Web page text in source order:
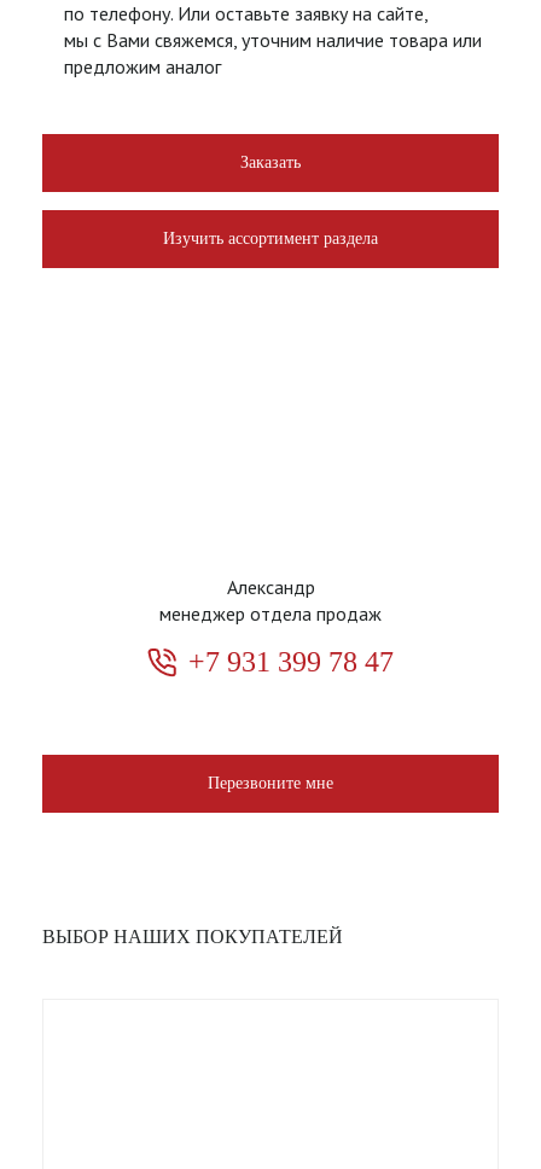
по телефону. Или оставьте заявку на сайте,
мы с Вами свяжемся, уточним наличие товара или
предложим аналог
Заказать
Изучить ассортимент раздела
Александр
менеджер отдела продаж
+7 931 399 78 47
Перезвоните мне
ВЫБОР НАШИХ ПОКУПАТЕЛЕЙ